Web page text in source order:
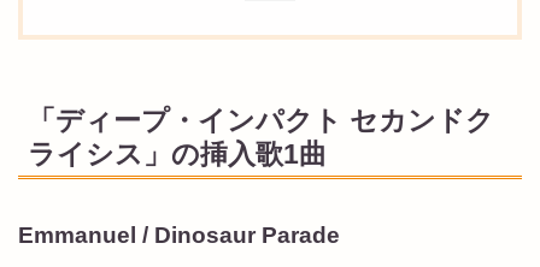
「ディープ・インパクト セカンドク
ライシス」の挿入歌1曲
Emmanuel / Dinosaur Parade